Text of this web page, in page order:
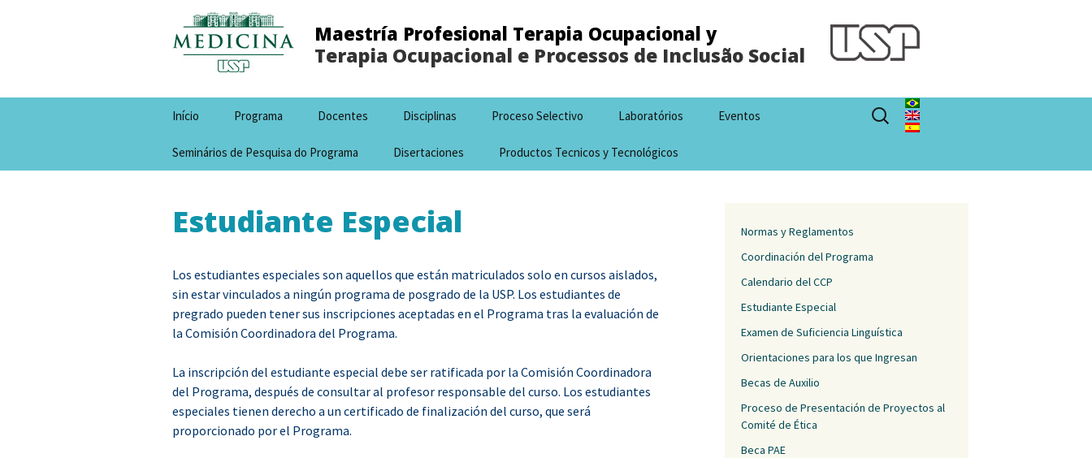
Maestría Profesional Terapia Ocupacional y
Terapia Ocupacional e Processos de Inclusão Social
content
Início Programa Docentes Disciplinas Proceso Selectivo Laboratórios Eventos
Seminários de Pesquisa do Programa Disertaciones Productos Tecnicos y Tecnológicos
Buscar:
Estudiante Especial
Los estudiantes especiales son aquellos que están matriculados solo en cursos aislados,
sin estar vinculados a ningún programa de posgrado de la USP. Los estudiantes de
pregrado pueden tener sus inscripciones aceptadas en el Programa tras la evaluación de
la Comisión Coordinadora del Programa.
La inscripción del estudiante especial debe ser ratificada por la Comisión Coordinadora
del Programa, después de consultar al profesor responsable del curso. Los estudiantes
especiales tienen derecho a un certificado de finalización del curso, que será
proporcionado por el Programa.
Normas y Reglamentos
Coordinación del Programa
Calendario del CCP
Estudiante Especial
Examen de Suficiencia Linguística
Orientaciones para los que Ingresan
Becas de Auxilio
Proceso de Presentación de Proyectos al
Comité de Ética
Beca PAE